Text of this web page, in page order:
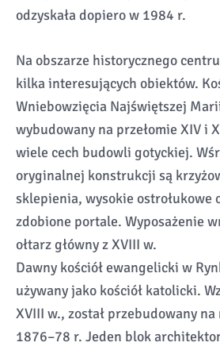
odzyskała dopiero w 1984 r.
Na obszarze historycznego
kilka interesujących obiektów.
Wniebowzięcia Najświętszej
wybudowany na przełomie XIV i
wiele cech budowli gotyckiej.
oryginalnej konstrukcji są
sklepienia, wysokie ostrołukowe
zdobione portale. Wyposażenie
ołtarz główny z XVIII w.
Dawny kościół ewangelicki w
używany jako kościół katolicki.
XVIII w., został przebudowany
1876–78 r. Jeden blok